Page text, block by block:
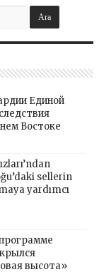
Единой
Востоке
sellerin
yardımcı
высота»